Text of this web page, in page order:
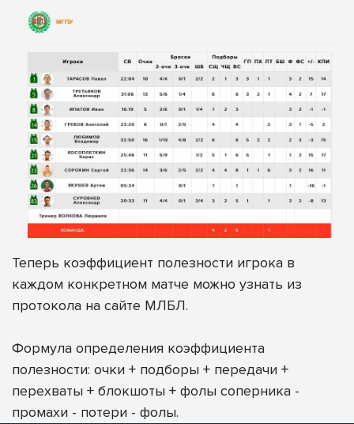
Теперь коэффициент полезности игрока в
каждом конкретном матче можно узнать из
протокола на сайте МЛБЛ.
Формула определения коэффициента
полезности: очки + подборы + передачи +
перехваты + блокшоты + фолы соперника -
промахи - потери - фолы.